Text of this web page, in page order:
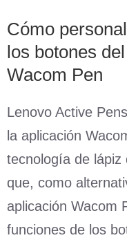
Cómo
los botones
Wacom Pen
Lenovo Active
la aplicación
tecnología de lápiz
que, como
aplicación Wacom
funciones de los